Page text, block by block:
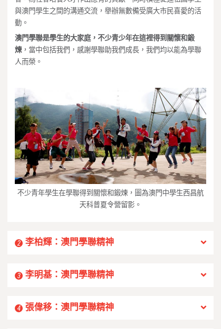
與澳門學生之間的溝通交流，舉辦無數備受廣大市民喜愛的活
動。
澳門學聯是學生的大家庭，不少青少年在這裡得到關懷和鍛
煉 ，當中包括我們，感謝學聯助我們成長，我們均以能為學聯
人而榮。
不少青年學生在學聯得到關懷和鍛煉，圖為澳門中學生西昌航
天科普夏令營留影。
2 李柏輝：澳門學聯精神
3 李明基：澳門學聯精神
4 張偉移：澳門學聯精神